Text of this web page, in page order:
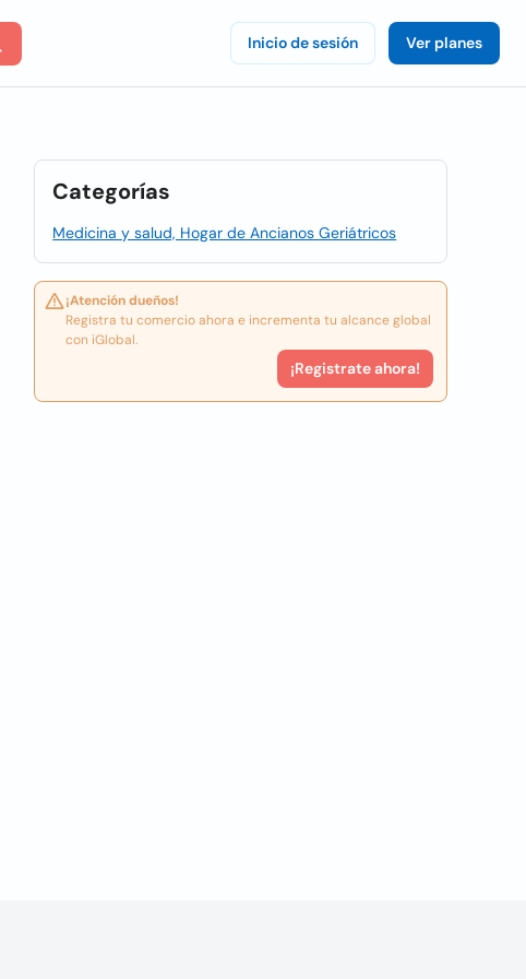
Inicio de sesión Ver planes
Categorías
Medicina y salud, Hogar de Ancianos Geriátricos
¡Atención dueños!
Registra tu comercio ahora e incrementa tu alcance global
con iGlobal.
¡Registrate ahora!